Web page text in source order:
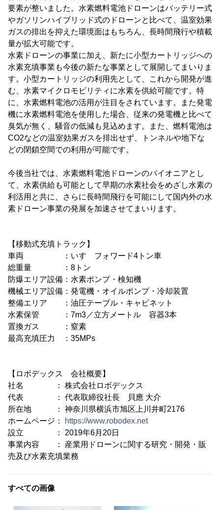
要素が整いました。水素燃料電池ドローンはバッテリー式
やガソリンハイブリッド式のドローンと比べて、温室効果
ガスの排出を抑えた環境面はもちろん、長時間飛行や積載
量が拡大可能です。
水素ドローンの事業に加え、新たに小型カートリッジへの
水素充填事業も今後の新たな事業として展開してまいりま
す。小型カートリッジの利用先として、これから開発が進
む、水素マイクロモビリティに水素を供給可能です。特
に、水素燃料電池の活用が注目をされています。また発電
機に水素燃料電池を使用した場合、従来の発電機と比べて
臭気が無く、騒音の低減も見込めます。また、燃料電池は
CO2などの温室効果ガスを排出せず、トンネルや地下な
どの閉鎖空間での利用が可能です。
今後当社では、水素燃料電池ドローンのパイオニアとし
て、水素供給も可能として早期の水素社会をめざし水素の
利活用と共に、さらに長時間飛行を可能にして国内外の水
素ドローン事業の発展を加速させてまいります。
【移動式充填トラック】
車両 ：いすゞフォワード4トン車
総重量 ：8トン
防爆エリア設備：水素ポンプ・検知機
機械エリア設備：発電機・オイルポンプ・冷却装置
整備エリア ：油圧テーブル・キャビネット
水素保管 ：7m3／立方メートル 容器3本
置換ガス ：窒素
最高充填圧力 ：35MPs
【ロボデックス 会社概要】
社名 ： 株式会社ロボデックス
代表 ： 代表取締役社長 貝應 大介
所在地 ： 神奈川県横浜市旭区上川井町2176
ホームページ：
https://www.robodex.net
設立 ： 2019年6月20日
事業内容 ： 産業用ドローンに関する研究・開発・販
売及び水素充填業務
すべての画像